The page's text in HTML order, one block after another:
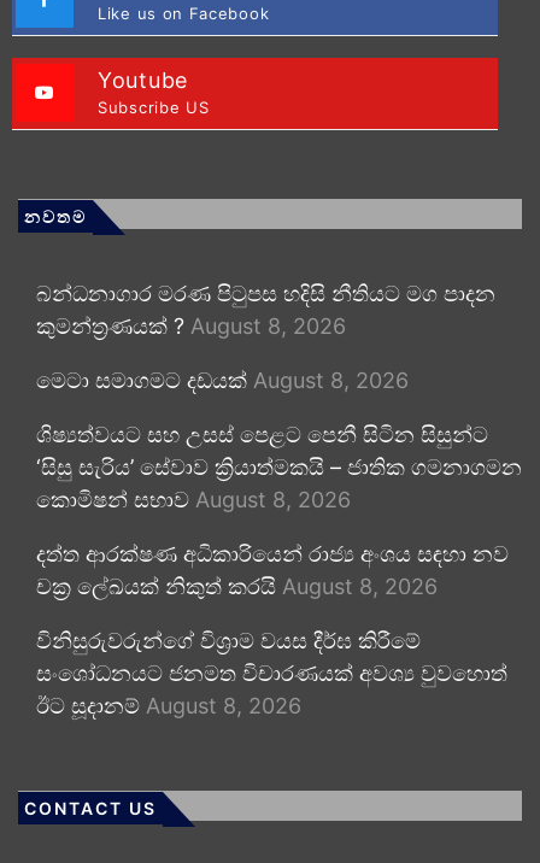
Like us on Facebook
Youtube
Subscribe US
නවතම
බන්ධනාගාර මරණ පිටුපස හදිසි නීතියට මග පාදන
කුමන්ත්‍රණයක් ? August 8, 2026
මෙටා සමාගමට දඩයක් August 8, 2026
ශිෂ්‍යත්වයට සහ උසස් පෙළට පෙනී සිටින සිසුන්ට
‘සිසු සැරිය’ සේවාව ක්‍රියාත්මකයි – ජාතික ගමනාගමන
කොමිෂන් සභාව August 8, 2026
දත්ත ආරක්ෂණ අධිකාරියෙන් රාජ්‍ය අංශය සඳහා නව
චක්‍ර ලේඛයක් නිකුත් කරයි August 8, 2026
විනිසුරුවරුන්ගේ විශ්‍රාම වයස දීර්ඝ කිරීමේ
සංශෝධනයට ජනමත විචාරණයක් අවශ්‍ය වුවහොත්
ඊට සූදානම් August 8, 2026
CONTACT US